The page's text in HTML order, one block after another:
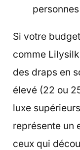
Si votre
comme
des draps en
élevé (22 ou
luxe
représente un
ceux qui